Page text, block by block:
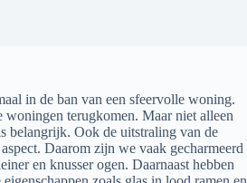
in de ban van een sfeervolle woning.
terugkomen. Maar niet alleen
belangrijk. Ook de uitstraling van de
Daarom zijn we vaak gecharmeerd
en knusser ogen. Daarnaast hebben